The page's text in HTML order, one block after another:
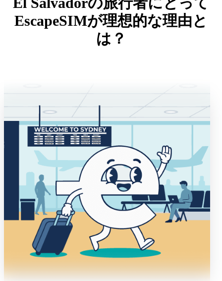
EscapeSIMが理想的な理由と
は？